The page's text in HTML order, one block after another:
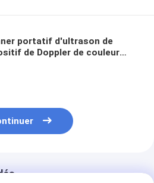
portatif d'ultrason de
de Doppler de couleur